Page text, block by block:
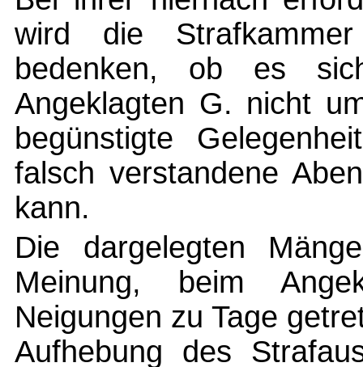
wird die
bedenken, ob es
Angeklagten G. nicht
begünstigte
falsch verstandene
kann.
Die dargelegten
Meinung, beim
Neigungen zu Tage
Aufhebung des